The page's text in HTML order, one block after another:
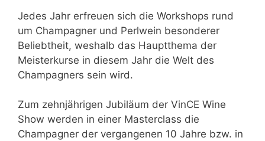
Jedes Jahr erfreuen sich die Workshops rund
um Champagner und Perlwein besonderer
Beliebtheit, weshalb das Hauptthema der
Meisterkurse in diesem Jahr die Welt des
Champagners sein wird.
Zum zehnjährigen Jubiläum der VinCE Wine
Show werden in einer Masterclass die
Champagner der vergangenen 10 Jahre bzw. in